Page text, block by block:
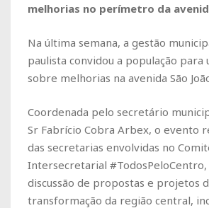
melhorias no perímetro da
Na última semana, a gestão
paulista convidou a população para
sobre melhorias na avenida São
Coordenada pelo secretário
Sr Fabrício Cobra Arbex, o evento
das secretarias envolvidas no
Intersecretarial #TodosPeloCentro,
discussão de propostas e projetos
transformação da região central,